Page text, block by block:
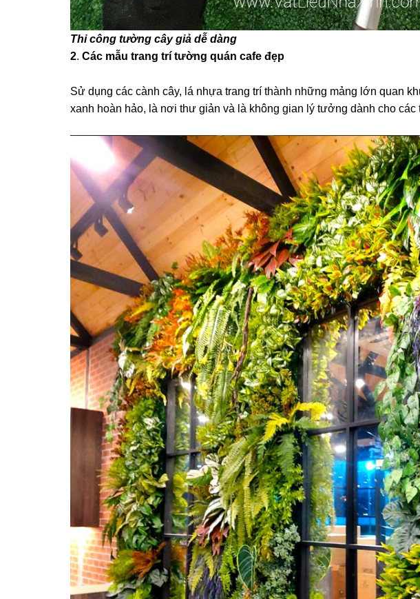
Thi công tường cây giả dễ dàng
2. Các mẫu trang trí tường quán cafe đẹp
Sử dụng các cành cây, lá nhựa trang trí thành những mảng lớn quan
xanh hoàn hảo, là nơi thư giản và là không gian lý tưởng dành cho các